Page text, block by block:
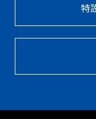
特